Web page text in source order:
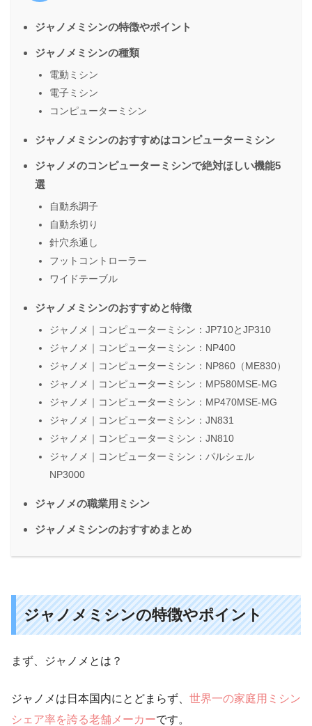
ジャノメミシンの特徴やポイント
ジャノメミシンの種類
電動ミシン
電子ミシン
コンピューターミシン
ジャノメミシンのおすすめはコンピューターミシン
ジャノメのコンピューターミシンで絶対ほしい機能5
選
自動糸調子
自動糸切り
針穴糸通し
フットコントローラー
ワイドテーブル
ジャノメミシンのおすすめと特徴
ジャノメ｜コンピューターミシン：JP710とJP310
ジャノメ｜コンピューターミシン：NP400
ジャノメ｜コンピューターミシン：NP860（ME830）
ジャノメ｜コンピューターミシン：MP580MSE-MG
ジャノメ｜コンピューターミシン：MP470MSE-MG
ジャノメ｜コンピューターミシン：JN831
ジャノメ｜コンピューターミシン：JN810
ジャノメ｜コンピューターミシン：パルシェル
NP3000
ジャノメの職業用ミシン
ジャノメミシンのおすすめまとめ
ジャノメミシンの特徴やポイント
まず、ジャノメとは？
ジャノメは日本国内にとどまらず、 世界一の家庭用ミシン
シェア率を誇る老舗メーカーです。